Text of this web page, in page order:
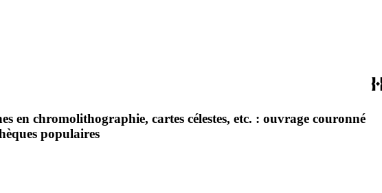
en chromolithographie, cartes célestes, etc. : ouvrage couronné
populaires